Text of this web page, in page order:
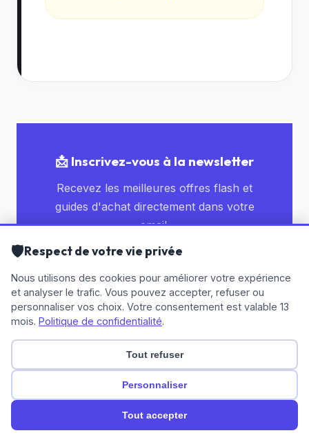
📩 Inscrivez-vous à la newsletter
Recevez les meilleures offres flash et
guides d'achat directement dans votre
email.
S'abonner
à
la
newsletter
J'accepte de recevoir la newsletter. Vos
données seront traitées conformément à notre
Politique de confidentialité.
Légales
Confidentialité |
🤖
🛡️Respect de votre vie privée
Nous utilisons des cookies pour améliorer votre expérience
et analyser le trafic. Vous pouvez accepter, refuser ou
personnaliser vos choix. Votre consentement est valable 13
mois. Politique de confidentialité.
Tout refuser
Personnaliser
Tout accepter